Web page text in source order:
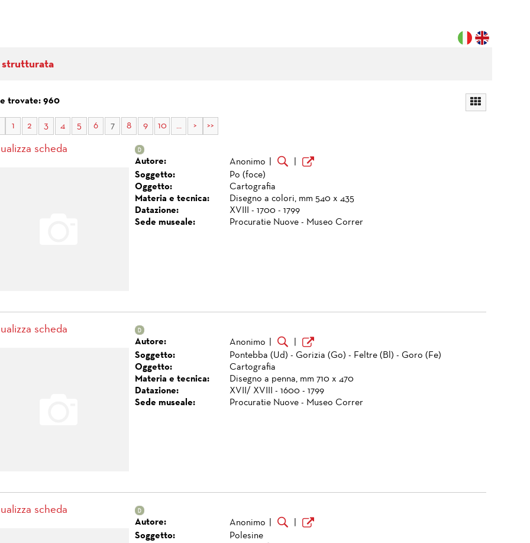
strutturata
trovate: 960
1 2 3 4 5 6 7 8 9 10 ... > >>
scheda
Autore: Anonimo
Soggetto:
Po (foce)
Oggetto:
Cartografia
Materia e tecnica:
Disegno a colori, mm 540 x 435
Datazione:
XVIII - 1700 - 1799
Sede museale:
Procuratie Nuove - Museo Correr
scheda
Autore: Anonimo
Soggetto:
Pontebba (Ud) - Gorizia (Go) - Feltre (Bl) - Goro (Fe)
Oggetto:
Cartografia
Materia e tecnica:
Disegno a penna, mm 710 x 470
Datazione:
XVII/ XVIII - 1600 - 1799
Sede museale:
Procuratie Nuove - Museo Correr
scheda
Autore: Anonimo
Soggetto:
Polesine